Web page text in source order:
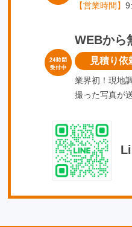
【営業時間】
WEBから
見積り依
業界初！現地
撮った写真が